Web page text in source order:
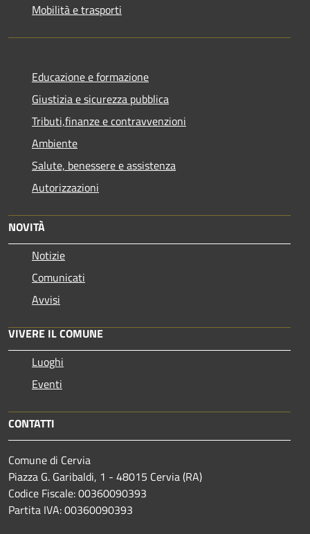
Mobilità e trasporti
Educazione e formazione
Giustizia e sicurezza pubblica
Tributi,finanze e contravvenzioni
Ambiente
Salute, benessere e assistenza
Autorizzazioni
NOVITÀ
Notizie
Comunicati
Avvisi
VIVERE IL COMUNE
Luoghi
Eventi
CONTATTI
Comune di Cervia
Piazza G. Garibaldi, 1 - 48015 Cervia (RA)
Codice Fiscale: 00360090393
Partita IVA: 00360090393